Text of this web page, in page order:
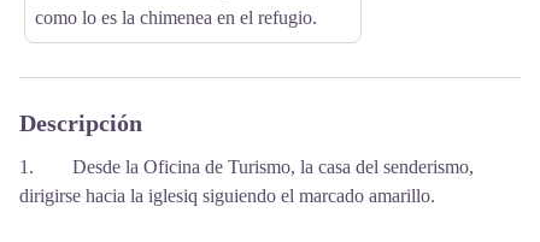
como lo es la chimenea en el refugio.
Descripción
1. Desde la Oficina de Turismo, la casa del senderismo,
dirigirse hacia la iglesiq siguiendo el marcado amarillo.